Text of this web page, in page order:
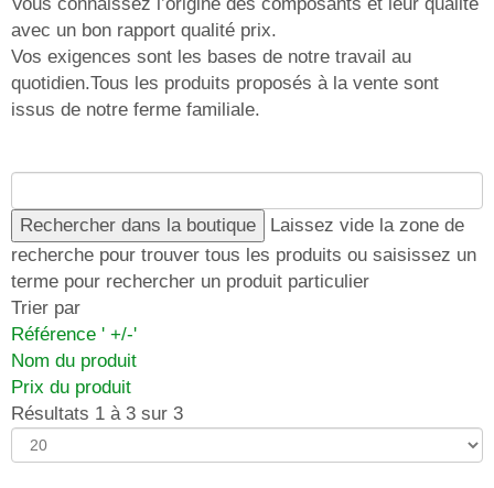
avec un bon rapport qualité prix.
Vos exigences sont les bases de notre travail au
quotidien.Tous les produits proposés à la vente sont
issus de notre ferme familiale.
Laissez vide la zone de
recherche pour trouver tous les produits ou saisissez un
terme pour rechercher un produit particulier
Trier par
Référence ' +/-'
Nom du produit
Prix du produit
Résultats 1 à 3 sur 3